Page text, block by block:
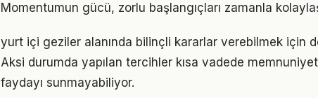
Momentumun gücü, zorlu başlangıçları zamanla
yurt içi geziler alanında bilinçli kararlar verebilmek için
Aksi durumda yapılan tercihler kısa vadede
faydayı sunmayabiliyor.